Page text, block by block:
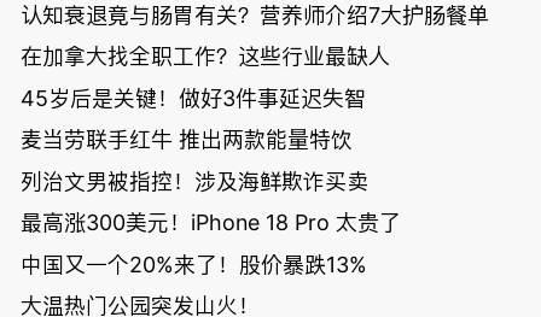
认知衰退竟与肠胃有关？营养师介绍7大护肠餐单
在加拿大找全职工作？这些行业最缺人
45岁后是关键！做好3件事延迟失智
麦当劳联手红牛 推出两款能量特饮
列治文男被指控！涉及海鲜欺诈买卖
最高涨300美元！iPhone 18 Pro 太贵了
中国又一个20%来了！股价暴跌13%
大温热门公园突发山火！